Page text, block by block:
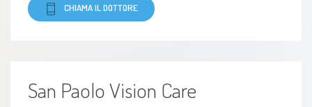
CHIAMA IL DOTTORE
San Paolo Vision Care